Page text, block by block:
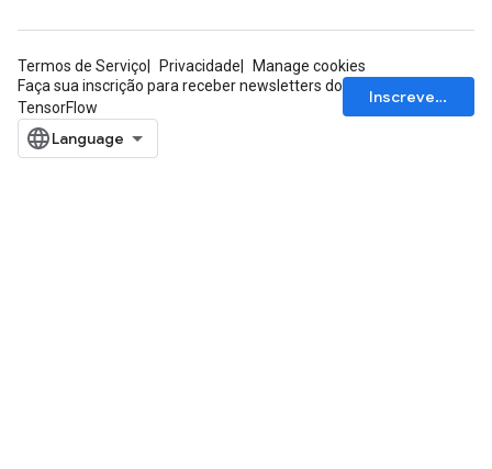
Termos de Serviço Privacidade
Manage cookies
Faça sua inscrição para receber newsletters do
TensorFlow
Inscrever-se